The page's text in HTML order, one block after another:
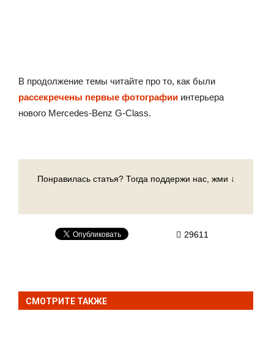
В продолжение темы читайте про то, как были
рассекречены первые фотографии интерьера
нового Mercedes-Benz G-Class.
Понравилась статья? Тогда поддержи нас, жми ↓
29611
СМОТРИТЕ ТАКЖЕ